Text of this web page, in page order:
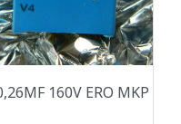
160V ERO MKP